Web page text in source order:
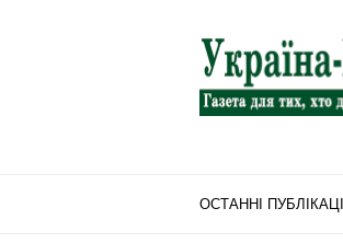
"Україна-
Центр"
ОСТАННІ ПУБЛІКАЦІЇ